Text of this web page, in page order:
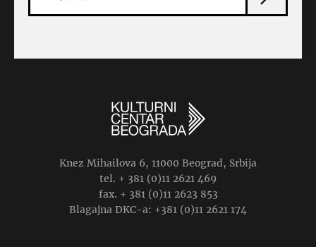
Knez Mihailova 6, 11000 Beograd, Srbija
tel. + 381 (0)11 2621 469
fax. + 381 (0)11 2623 853
Blagajna DKC-a: +381 (0)11 2621 174